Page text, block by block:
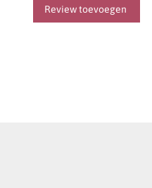
Review toevoegen